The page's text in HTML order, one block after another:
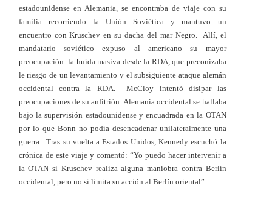
estadounidense en Alemania, se encontraba de viaje con su
familia recorriendo la Unión Soviética y mantuvo un
encuentro con Kruschev en su dacha del mar Negro. Allí, el
mandatario soviético expuso al americano su mayor
preocupación: la huída masiva desde la RDA, que preconizaba
le riesgo de un levantamiento y el subsiguiente ataque alemán
occidental contra la RDA. McCloy intentó disipar las
preocupaciones de su anfitrión: Alemania occidental se hallaba
bajo la supervisión estadounidense y encuadrada en la OTAN
por lo que Bonn no podía desencadenar unilateralmente una
guerra. Tras su vuelta a Estados Unidos, Kennedy escuchó la
crónica de este viaje y comentó: “Yo puedo hacer intervenir a
la OTAN si Kruschev realiza alguna maniobra contra Berlín
occidental, pero no si limita su acción al Berlín oriental”.